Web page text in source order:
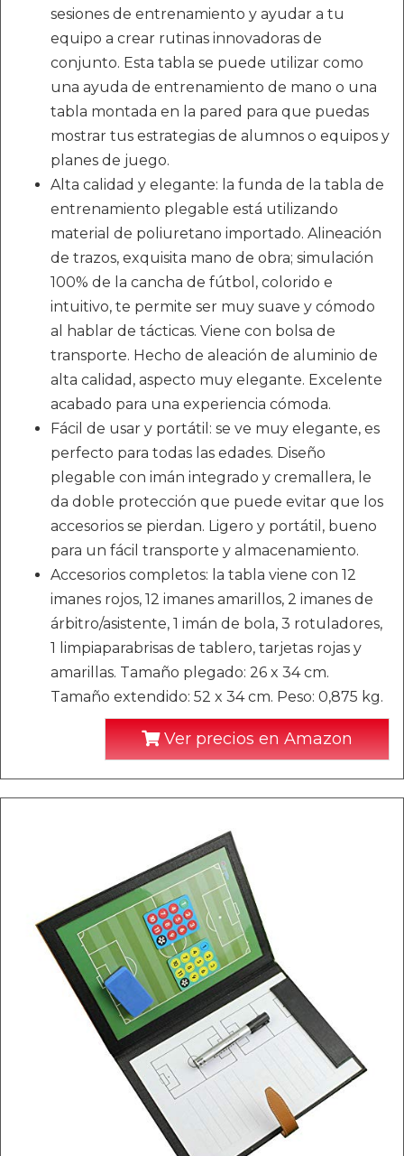
sesiones de entrenamiento y ayudar a tu
equipo a crear rutinas innovadoras de
conjunto. Esta tabla se puede utilizar como
una ayuda de entrenamiento de mano o una
tabla montada en la pared para que puedas
mostrar tus estrategias de alumnos o equipos y
planes de juego.
Alta calidad y elegante: la funda de la tabla de
entrenamiento plegable está utilizando
material de poliuretano importado. Alineación
de trazos, exquisita mano de obra; simulación
100% de la cancha de fútbol, colorido e
intuitivo, te permite ser muy suave y cómodo
al hablar de tácticas. Viene con bolsa de
transporte. Hecho de aleación de aluminio de
alta calidad, aspecto muy elegante. Excelente
acabado para una experiencia cómoda.
Fácil de usar y portátil: se ve muy elegante, es
perfecto para todas las edades. Diseño
plegable con imán integrado y cremallera, le
da doble protección que puede evitar que los
accesorios se pierdan. Ligero y portátil, bueno
para un fácil transporte y almacenamiento.
Accesorios completos: la tabla viene con 12
imanes rojos, 12 imanes amarillos, 2 imanes de
árbitro/asistente, 1 imán de bola, 3 rotuladores,
1 limpiaparabrisas de tablero, tarjetas rojas y
amarillas. Tamaño plegado: 26 x 34 cm.
Tamaño extendido: 52 x 34 cm. Peso: 0,875 kg.
Ver precios en Amazon